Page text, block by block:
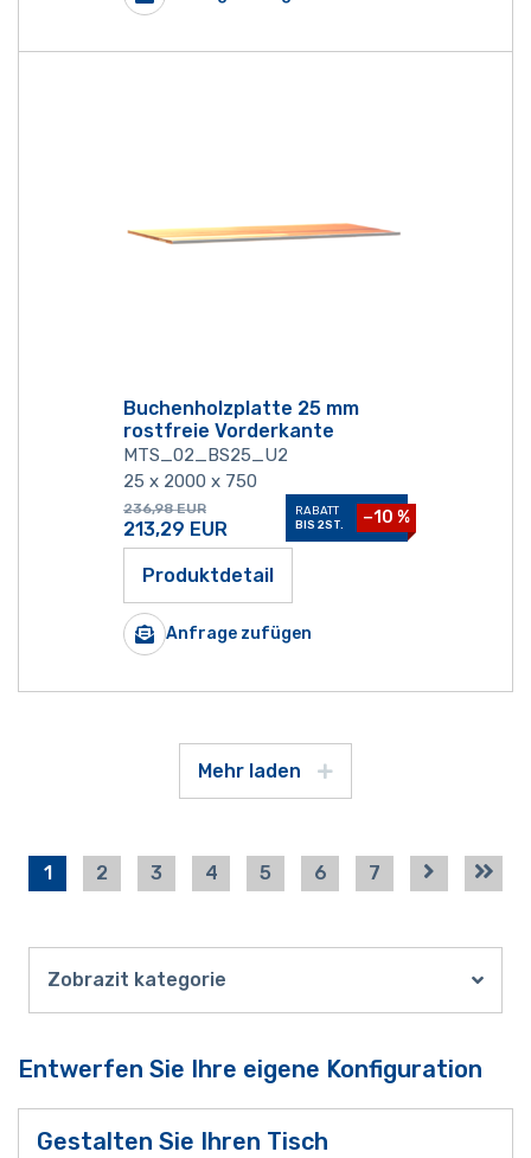
Buchenholzplatte 25 mm
rostfreie Vorderkante
MTS_02_BS25_U2
25 x 2000 x 750
236,98 EUR
213,29 EUR
RABATT
BIS 2ST.
−10 %
Produktdetail
Anfrage zufügen
Mehr laden
1 2 3 4 5 6 7
Zobrazit kategorie
Entwerfen Sie Ihre eigene Konfiguration
Gestalten Sie Ihren Tisch